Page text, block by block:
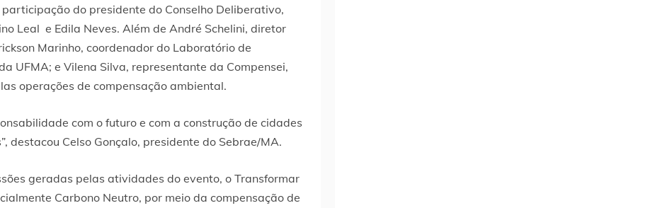
do presidente do Conselho Deliberativo,
Leal e Edila Neves. Além de André Schelini, diretor
Marinho, coordenador do Laboratório de
UFMA; e Vilena Silva, representante da Compensei,
operações de compensação ambiental.
com o futuro e com a construção de cidades
destacou Celso Gonçalo, presidente do Sebrae/MA.
geradas pelas atividades do evento, o Transformar
Carbono Neutro, por meio da compensação de